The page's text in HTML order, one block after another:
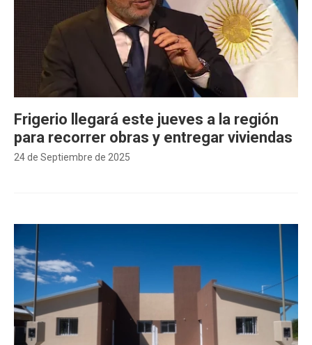
24 de Septiembre de 2025
Frigerio llegará este jueves a la región
para recorrer obras y entregar viviendas